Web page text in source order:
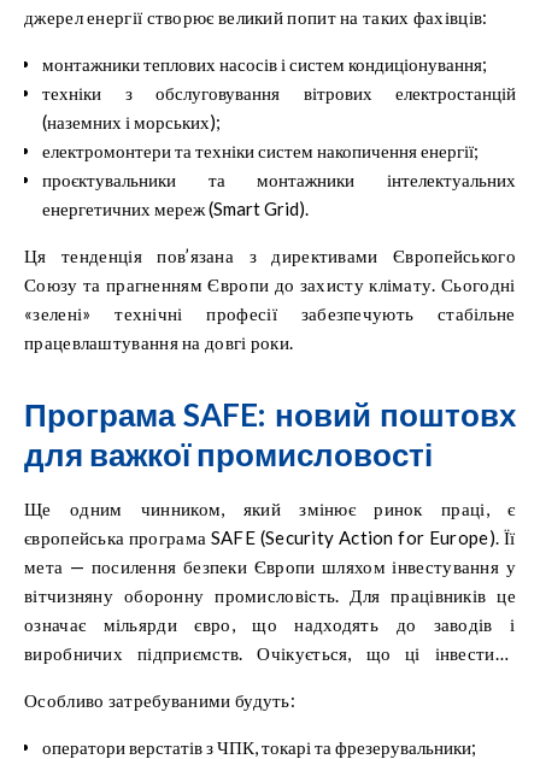
джерел енергії створює великий попит на таких фахівців:
монтажники теплових насосів і систем кондиціонування;
техніки з обслуговування вітрових електростанцій
(наземних і морських);
електромонтери та техніки систем накопичення енергії;
проєктувальники та монтажники інтелектуальних
енергетичних мереж (Smart Grid).
Ця тенденція пов’язана з директивами Європейського
Союзу та прагненням Європи до захисту клімату. Сьогодні
«зелені» технічні професії забезпечують стабільне
працевлаштування на довгі роки.
Програма SAFE: новий поштовх
для важкої промисловості
Ще одним чинником, який змінює ринок праці, є
європейська програма SAFE (Security Action for Europe). Її
мета — посилення безпеки Європи шляхом інвестування у
вітчизняну оборонну промисловість. Для працівників це
означає мільярди євро, що надходять до заводів і
виробничих підприємств. Очікується, що ці інвестиції
промисловому секторі Європейського Союзу.
Особливо затребуваними будуть:
оператори верстатів з ЧПК, токарі та фрезерувальники;